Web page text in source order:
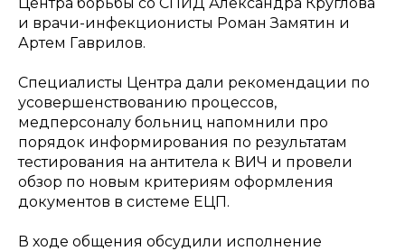
и врачи-инфекционисты Роман Замятин и
Артем Гаврилов.
Специалисты Центра дали рекомендации по
усовершенствованию процессов,
медперсоналу больниц напомнили про
порядок информирования по результатам
тестирования на антитела к ВИЧ и провели
обзор по новым критериям оформления
документов в системе ЕЦП.
В ходе общения обсудили исполнение